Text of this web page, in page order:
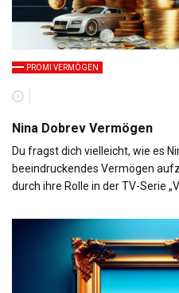
PROMI VERMÖGEN
Nina Dobrev Vermögen
Du fragst dich vielleicht, wie es
beeindruckendes Vermögen
durch ihre Rolle in der TV-Serie